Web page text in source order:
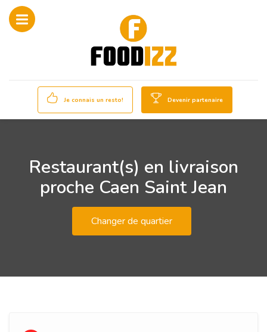
Je connais un resto! Devenir partenaire
Restaurant(s) en livraison
proche Caen Saint Jean
Changer de quartier